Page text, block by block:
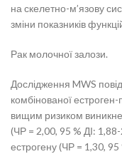
на скелетно-м’язову
зміни показників
Рак молочної залози.
Дослідження MWS
комбінованої
вищим ризиком
(ЧР = 2,00, 95 % ДІ: 1,88-
естрогену (ЧР = 1,30,